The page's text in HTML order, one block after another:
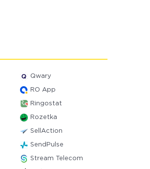
Qwary
RO App
Ringostat
Rozetka
SellAction
SendPulse
Stream Telecom